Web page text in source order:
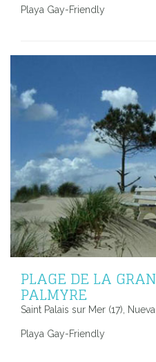
Playa Gay-Friendly
PLAGE DE LA
PALMYRE
Saint Palais sur Mer (17),
Playa Gay-Friendly